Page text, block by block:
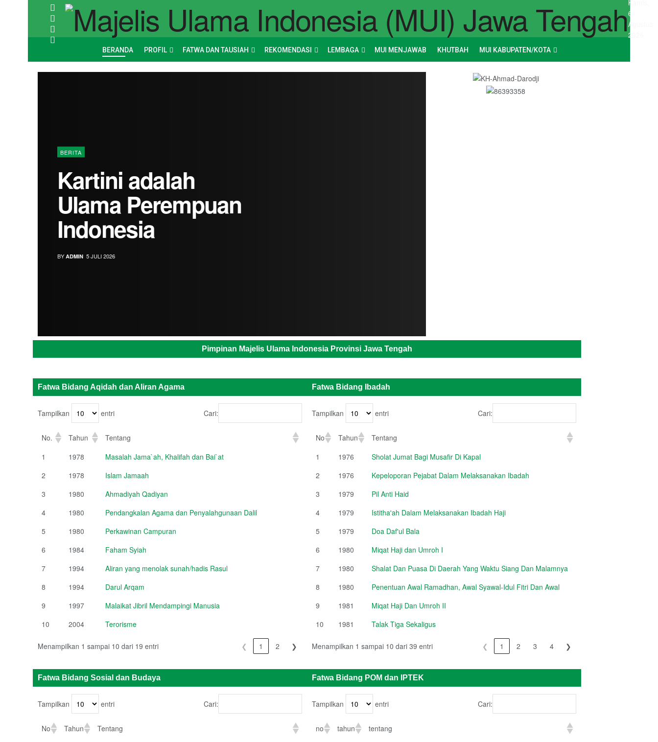
Kamis,
6
Agustus
2026
BERANDA PROFIL FATWA DAN TAUSIAH REKOMENDASI LEMBAGA MUI MENJAWAB KHUTBAH MUI KABUPATEN/KOTA
BERITA
Kartini adalah
Ulama Perempuan
Indonesia
BYADMIN 5 JULI 2026
Pimpinan Majelis Ulama Indonesia Provinsi Jawa Tengah
Fatwa Bidang Aqidah dan Aliran Agama Fatwa Bidang Ibadah
Tampilkan entri Cari:
No. Tahun
Tentang
1
1978
Masalah Jama`ah, Khalifah dan Bai`at
2
1978
Islam Jamaah
3
1980
Ahmadiyah Qadiyan
4
1980
Pendangkalan Agama dan Penyalahgunaan Dalil
5
1980
Perkawinan Campuran
6
1984
Faham Syiah
7
1994
Aliran yang menolak sunah/hadis Rasul
8
1994
Darul Arqam
9
1997
Malaikat Jibril Mendampingi Manusia
10
2004 Terorisme
Menampilkan 1 sampai 10 dari 19 entri ❮ 1 2 ❯
Tampilkan entri Cari:
No Tahun
Tentang
No
Tahun Tentang
1 1976
Sholat Jumat Bagi Musafir Di Kapal
2
1976
Kepeloporan Pejabat Dalam Melaksanakan Ibadah
3
1979
Pil Anti Haid
4
1979
Istitha'ah Dalam Melaksanakan Ibadah Haji
5
1979
Doa Daf'ul Bala
6
1980
Miqat Haji dan Umroh I
7
1980
Shalat Dan Puasa Di Daerah Yang Waktu Siang Dan Malamnya
8
1980
Penentuan Awal Ramadhan, Awal Syawal-Idul Fitri Dan Awal
9
1981
Miqat Haji Dan Umroh II
10
1981 Talak Tiga Sekaligus
Menampilkan 1 sampai 10 dari 39 entri ❮ 1 2 3 4 ❯
Fatwa Bidang Sosial dan Budaya Fatwa Bidang POM dan IPTEK
Tampilkan entri Cari:
No Tahun
Tentang
Tampilkan entri Cari:
no tahun
tentang